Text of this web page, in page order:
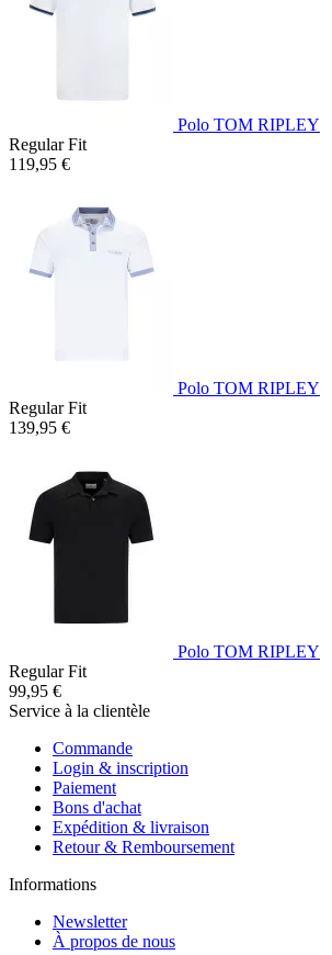
Polo TOM RIPLEY
Regular Fit
119,95 €
Polo TOM RIPLEY
Regular Fit
139,95 €
Polo TOM RIPLEY
Regular Fit
99,95 €
Service à la clientèle
Commande
Login & inscription
Paiement
Bons d'achat
Expédition & livraison
Retour & Remboursement
Informations
Newsletter
À propos de nous